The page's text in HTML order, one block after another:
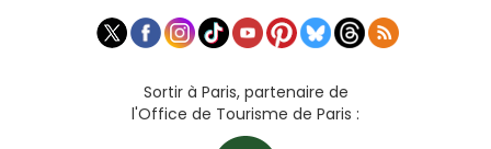
Sortir à Paris, partenaire de
l'Office de Tourisme de Paris :